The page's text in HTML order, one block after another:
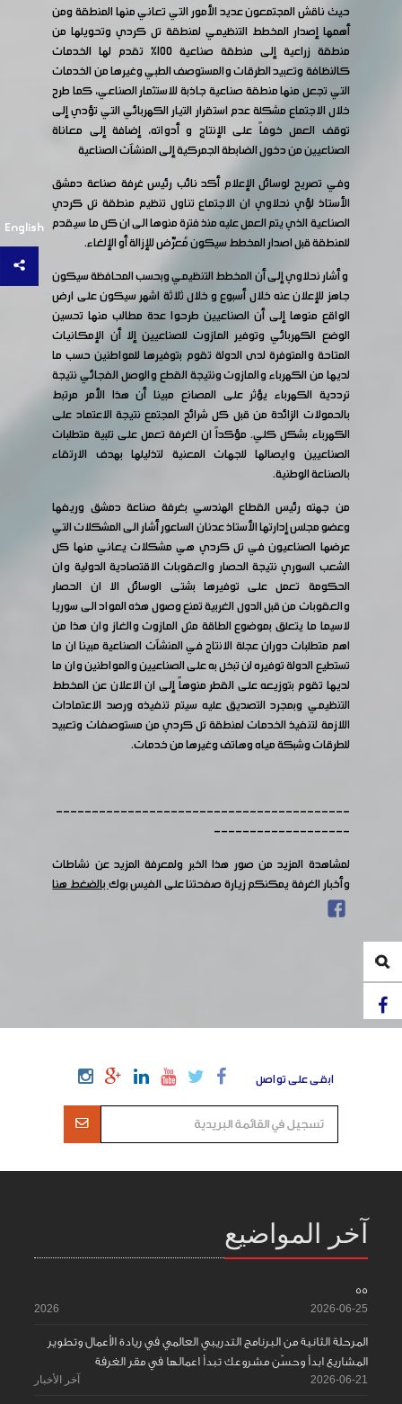
English
حيث ناقش المجتمعون عديد الأمور التي تعاني منها المنطقة ومن
أهمها إصدار المخطط التنظيمي لمنطقة تل كردي وتحويلها من
منطقة زراعية إلى منطقة صناعية 100% تقدم لها الخدمات
كالنظافة وتعبيد الطرقات والمستوصف الطبي وغيرها من الخدمات
التي تجعل منها منطقة صناعية جاذبة للاستثمار الصناعي، كما طرح
خلال الاجتماع مشكلة عدم استقرار التيار الكهربائي التي تؤدي إلى
توقف العمل خوفاً على الإنتاج و أدواته، إضافة إلى معاناة
الصناعيين من دخول الضابطة الجمركية إلى المنشآت الصناعية
وفي تصريح لوسائل الإعلام أكد نائب رئيس غرفة صناعة دمشق
الأستاذ لؤي نحلاوي ان الاجتماع تناول تنظيم منطقة تل كردي
الصناعية الذي يتم العمل عليه منذ فترة منوها الى ان كل ما سيقدم
للمنطقة قبل اصدار المخطط سيكون مُعرّض للإزالة أو الإلغاء.
و أشار نحلاوي إلى أن المخطط التنظيمي وبحسب المحافظة سيكون
جاهز للإعلان عنه خلال أسبوع و خلال ثلاثة اشهر سيكون على ارض
الواقع منوها إلى أن الصناعيين طرحوا عدة مطالب منها تحسين
الوضع الكهربائي وتوفير المازوت للصناعيين إلا أن الإمكانيات
المتاحة والمتوفرة لدى الدولة تقوم بتوفيرها للمواطنين حسب ما
لديها من الكهرباء والمازوت ونتيجة القطع والوصل الفجائي نتيجة
ترددية الكهرباء يؤثر على المصانع مبينا أن هذا الأمر مرتبط
بالحمولات الزائدة من قبل كل شرائح المجتمع نتيجة الاعتماد على
الكهرباء بشكل كلي. مؤكداً ان الغرفة تعمل على تلبية متطلبات
الصناعيين وايصالها للجهات المعنية لتذليلها بهدف الارتقاء
بالصناعة الوطنية.
من جهته رئيس القطاع الهندسي بغرفة صناعة دمشق وريفها
وعضو مجلس إدارتها الأستاذ عدنان الساعور أشار الى المشكلات التي
عرضها الصناعيون في تل كردي هي مشكلات يعاني منها كل
الشعب السوري نتيجة الحصار والعقوبات الاقتصادية الدولية وان
الحكومة تعمل على توفيرها بشتى الوسائل الا ان الحصار
والعقوبات من قبل الدول الغربية تمنع وصول هذه المواد الى سوريا
لاسيما ما يتعلق بموضوع الطاقة مثل المازوت والغاز وان هذا من
اهم متطلبات دوران عجلة الانتاج في المنشآت الصناعية مبينا ان ما
تستطيع الدولة توفيره لن تبخل به على الصناعيين والمواطنين وان ما
لديها تقوم بتوزيعه على القطر منوهاً إلى ان الاعلان عن المخطط
التنظيمي وبمجرد التصديق عليه سيتم تنفيذه ورصد الاعتمادات
اللازمة لتنفيذ الخدمات لمنطقة تل كردي من مستوصفات وتعبيد
للطرقات وشبكة مياه وهاتف وغيرها من خدمات.
-----------------------------------------
-------------------
لمشاهدة المزيد من صور هذا الخبر ولمعرفة المزيد عن نشاطات
وأخبار الغرفة يمكنكم زيارة صفحتنا على الفيس بوكبالضغط هنا
ابقى على تواصل
آخر المواضيع
55
2026-06-25
2026
المرحلة الثانية من البرنامج التدريبي العالمي في ريادة الأعمال وتطوير
المشاريع ابدأ وحسّن مشروعك تبدأ اعمالها في مقر الغرفة
2026-06-21 آخر الأخبار